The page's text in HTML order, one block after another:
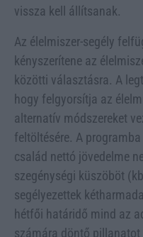
vissza kell állítsanak.
Az élelmiszer-segély
kényszerítene az
közötti választásra. A
hogy felgyorsítja az
alternatív módszereket
feltöltésére. A
család nettó jövedelme
szegénységi küszöböt
segélyezettek
hétfői határidő mind az
számára döntő